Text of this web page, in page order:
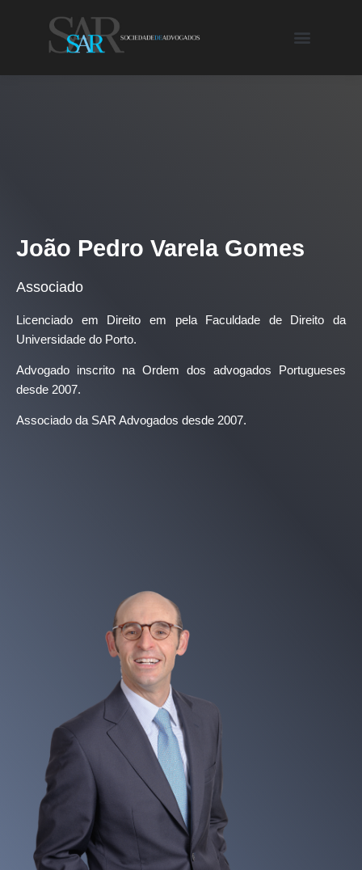
João Pedro Varela Gomes
Associado
Licenciado em Direito em pela Faculdade de Direito da
Universidade do Porto.
Advogado inscrito na Ordem dos advogados Portugueses
desde 2007.
Associado da SAR Advogados desde 2007.